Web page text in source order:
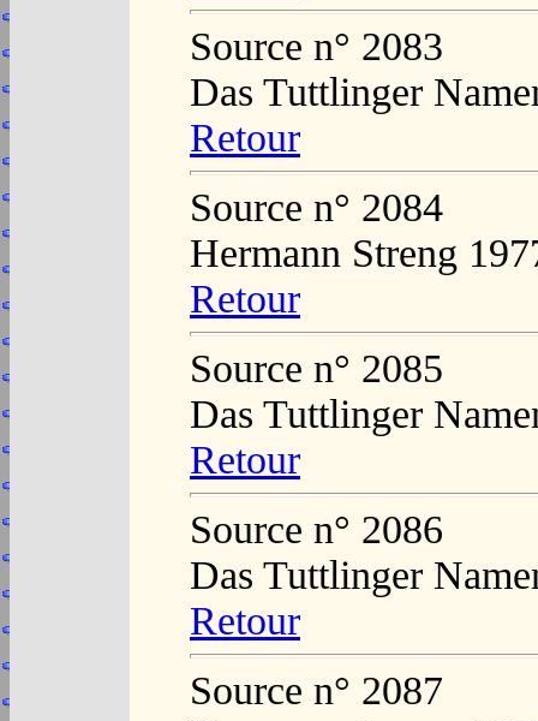
Source n° 2083
Das Tuttlinger
Retour
Source n° 2084
Hermann Streng
Retour
Source n° 2085
Das Tuttlinger
Retour
Source n° 2086
Das Tuttlinger
Retour
Source n° 2087